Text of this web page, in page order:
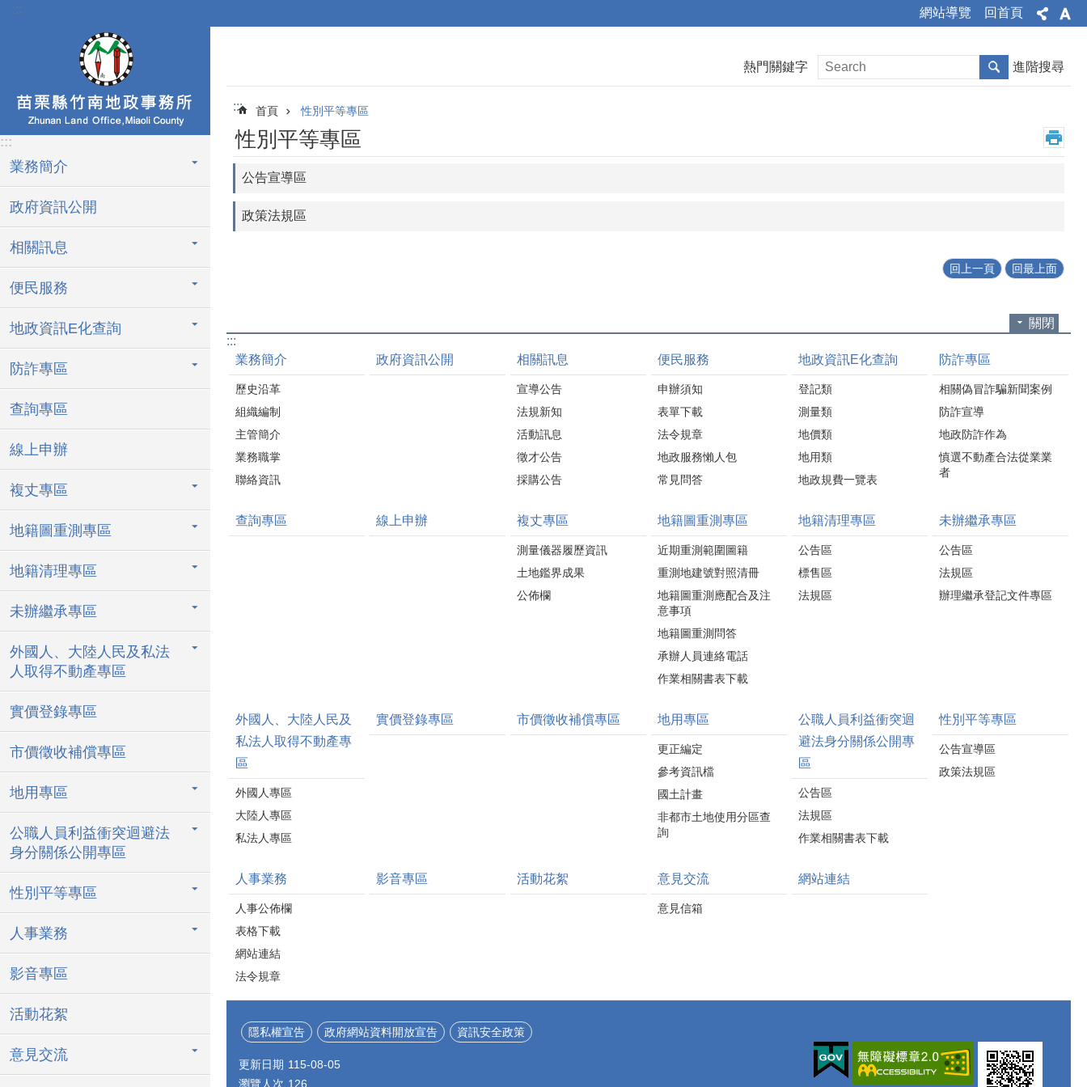
跳到主要內容區塊
::: 網站導覽 回首頁
:::
業務簡介
政府資訊公開
相關訊息
便民服務
地政資訊E化查詢
防詐專區
查詢專區
線上申辦
複丈專區
地籍圖重測專區
地籍清理專區
未辦繼承專區
外國人、大陸人民及私法
人取得不動產專區
實價登錄專區
市價徵收補償專區
地用專區
公職人員利益衝突迴避法
身分關係公開專區
性別平等專區
人事業務
影音專區
活動花絮
意見交流
熱門關鍵字 進階搜尋
::: 首頁 性別平等專區
性別平等專區
公告宣導區
政策法規區
回上一頁 回最上面
關閉
:::
業務簡介
歷史沿革
組織編制
主管簡介
業務職掌
聯絡資訊
政府資訊公開 相關訊息
宣導公告
法規新知
活動訊息
徵才公告
採購公告
便民服務
申辦須知
表單下載
法令規章
地政服務懶人包
常見問答
地政資訊E化查詢
登記類
測量類
地價類
地用類
地政規費一覽表
防詐專區
相關偽冒詐騙新聞案例
防詐宣導
地政防詐作為
慎選不動產合法從業業
者
查詢專區 線上申辦 複丈專區
測量儀器履歷資訊
土地鑑界成果
公佈欄
地籍圖重測專區
近期重測範圍圖籍
重測地建號對照清冊
地籍圖重測應配合及注
意事項
地籍圖重測問答
承辦人員連絡電話
作業相關書表下載
地籍清理專區
公告區
標售區
法規區
未辦繼承專區
公告區
法規區
辦理繼承登記文件專區
外國人、大陸人民及
私法人取得不動產專
區
外國人專區
大陸人專區
私法人專區
實價登錄專區 市價徵收補償專區 地用專區
更正編定
參考資訊檔
國土計畫
非都市土地使用分區查
詢
公職人員利益衝突迴
避法身分關係公開專
區
公告區
法規區
作業相關書表下載
性別平等專區
公告宣導區
政策法規區
人事業務
人事公佈欄
表格下載
網站連結
法令規章
影音專區 活動花絮 意見交流
意見信箱
網站連結
隱私權宣告 政府網站資料開放宣告 資訊安全政策
更新日期 115-08-05
瀏覽人次 126